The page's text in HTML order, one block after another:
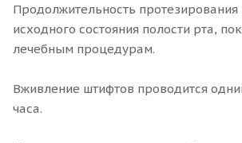
Продолжительность протезирования
исходного состояния полости рта,
лечебным процедурам.
Вживление штифтов проводится
часа.